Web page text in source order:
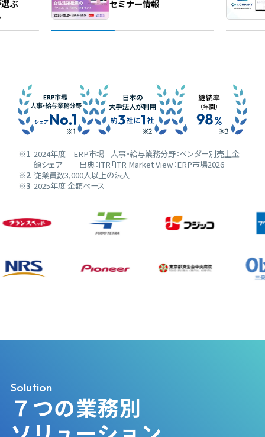
ぶ
セミナー情報
※1 2024年度 ERP市場 - 人事・給与業務分野：ベンダー別売上金
額シェア 出典：ITR「ITR Market View：ERP市場2026」
※2 従業員数3,000人以上の法人
※3 2025年度 金額ベース
Solution
７つの業務別